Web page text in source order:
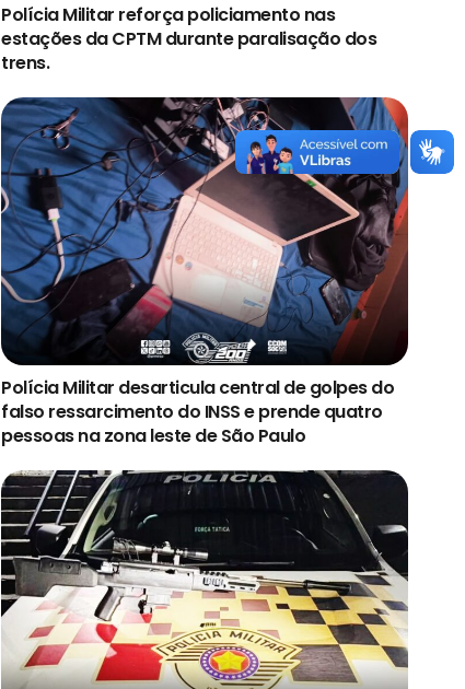
Polícia Militar reforça policiamento nas
estações da CPTM durante paralisação dos
trens.
Polícia Militar desarticula central de golpes do
falso ressarcimento do INSS e prende quatro
pessoas na zona leste de São Paulo